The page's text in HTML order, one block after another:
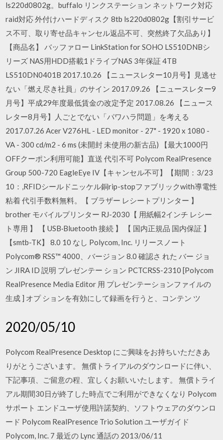
ls220d0802g。buffalo リンクステーション ネットワーク対応
raid対応 外付けハードディスク 8tb ls220d0802g【割引サービ
ス不可、取り寄せ品キャンセル返品不可、突然終了欠品あり】
【商品名】 バッファロー LinkStation for SOHO LS510DNBシ
リーズ NAS用HDD搭載1ドライブNAS 3年保証 4TB
LS510DN0401B 2017.10.26 【ニュースレター10月号】見逃せ
ない「燃え尽き社員」のサイン 2017.09.26 【ニュースレター9
月号】平成29年度最低賃金の改定予定 2017.08.26 【ニュース
レター8月号】人ごとでない「パワハラ問題」を考える
2017.07.26 Acer V276HL - LED monitor - 27" - 1920 x 1080 -
VA - 300 cd/m2 - 6 ms (未開封 未使用の新古品) 【最大1000円
OFFクーポン利用可能】直送 代引不可 Polycom RealPresence
Group 500-720 EagleEye IV【キャンセル不可】【期間：3/23
10：,RFIDシールドニッケル銅rip-stopファブリックwith導電性
粘着 代引手数料無料。【 ブラザー レシートプリンター 】
brother モバイルプリンター RJ-2030【 用紙幅2インチ レシー
ト専用 】 【 USB·Bluetooth 接続 】 【 国内正規品 国内保証 】
【smtb-TK】 8.0 10 なし Polycom, Inc. リリースノート
Polycom® RSS™ 4000、バージョン 8.0 確認さ れた バー ジョ
ン JIRA ID 説明 プレゼンテー ション PCTCRSS-2310 [Polycom
RealPresence Media Editor 用 プレゼンテーションファイルの
生成 ] オプ ションを有効にして録画を行うと、コンテン ツ
2020/05/10
Polycom RealPresence Desktop にご興味をお持ちいただきあ
りがとうございます。 無償トライアルのダウンロードに伴い、
下記事項、ご留意の程、宜しくお願いいたします。 無償トライ
アル期間30日が終了した時点でご利用ができなくなり Polycom
サポート エンドユーザ使用許諾契約、ソフトウェアのダウンロ
ード Polycom RealPresence Trio Solution ユーザガイド
Polycom, Inc. 7 最近の Lync 通話の 2013/06/11